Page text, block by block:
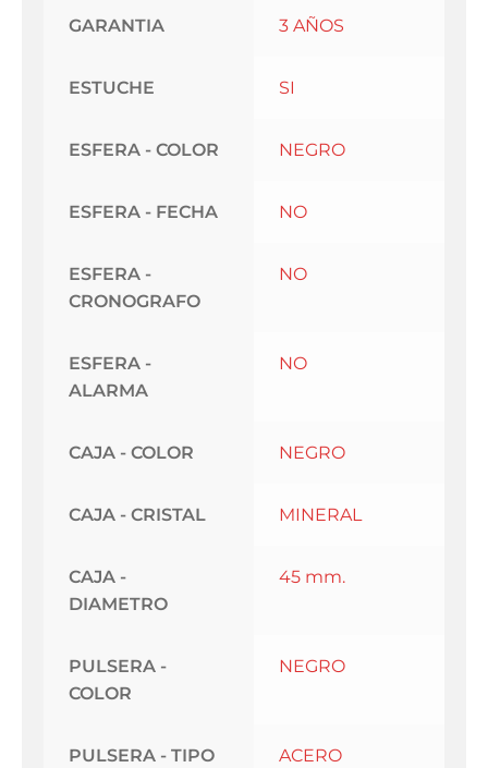
GARANTIA 3 AÑOS
ESTUCHE SI
ESFERA - COLOR NEGRO
ESFERA - FECHA NO
ESFERA -
CRONOGRAFO
NO
ESFERA -
ALARMA
NO
CAJA - COLOR NEGRO
CAJA - CRISTAL MINERAL
CAJA -
DIAMETRO
45 mm.
PULSERA -
COLOR
NEGRO
PULSERA - TIPO ACERO